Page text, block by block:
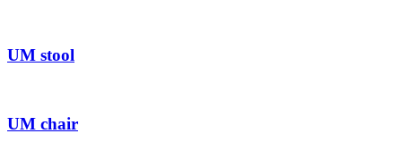
UM stool
UM chair